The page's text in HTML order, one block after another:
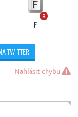
3
F
TWITTER
Nahlásit chybu